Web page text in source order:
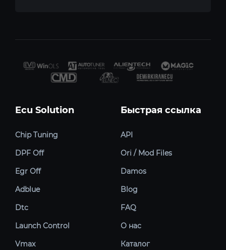
Ecu Solution
Chip Tuning
DPF Off
Egr Off
Adblue
Dtc
Launch Control
Vmax
Быстрая ссылка
API
Ori / Mod Files
Damos
Blog
FAQ
О нас
Каталог